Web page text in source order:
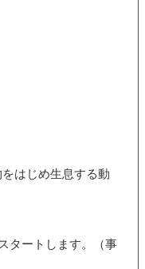
はじめ生息する動
タートします。（事